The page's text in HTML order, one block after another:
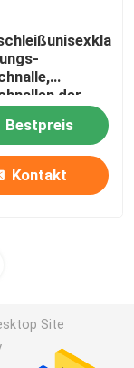
der
Frauen
Bestpreis
Kontakt
Site